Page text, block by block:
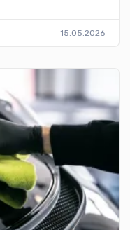
15.05.2026